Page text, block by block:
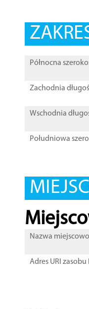
Północna
Zachodnia
Wschodnia
Południowa
Nazwa
Adres URI zasobu